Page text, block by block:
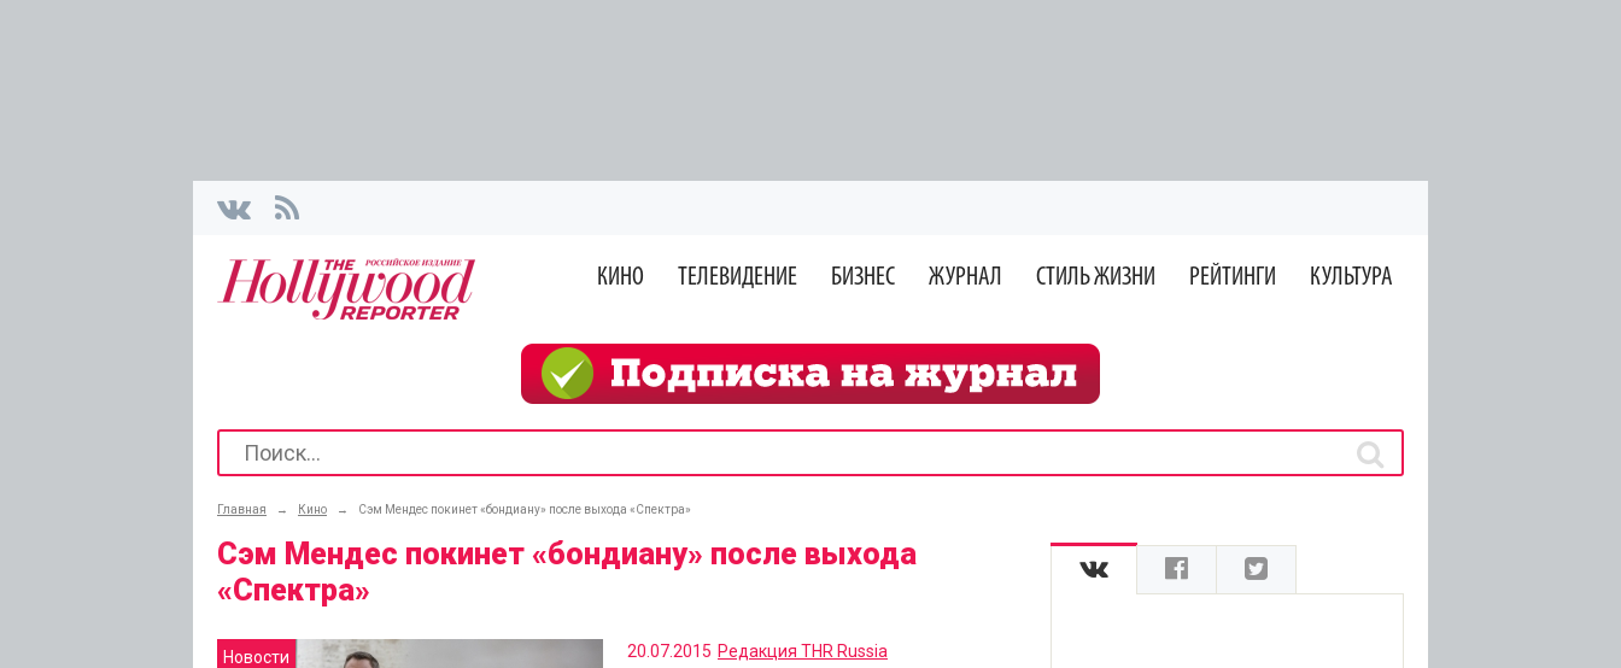
КИНО ТЕЛЕВИДЕНИЕ БИЗНЕС ЖУРНАЛ СТИЛЬ ЖИЗНИ РЕЙТИНГИ КУЛЬТУРА
Главная → Кино → Сэм Мендес покинет «бондиану» после выхода «Спектра»
Сэм Мендес покинет «бондиану» после выхода
«Спектра»
Новости 20.07.2015 Редакция THR Russia